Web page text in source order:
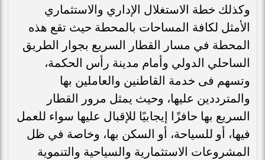
وكذلك خطة الاستغلال الإداري والاستثماري
الأمثل لكافة المساحات بالمحطة حيث تقع هذه
المحطة في مسار القطار السريع بجوار الطريق
الساحلي الدولي وأمام مدينة رأس الحكمة،
وتسهم فى خدمة القاطنين والعاملين بها
والمترددين عليها، وحيث يمثل مرور القطار
السريع بها حافزًا إيجابيًا للإقبال عليها سواء للعمل
فيها، أو للسياحة، أو السكن بها، وخاصة في ظل
المشروعات الاستثمارية والسياحية والتنموية